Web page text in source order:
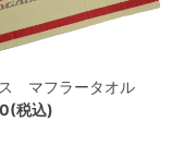
マフラータオル
税込)